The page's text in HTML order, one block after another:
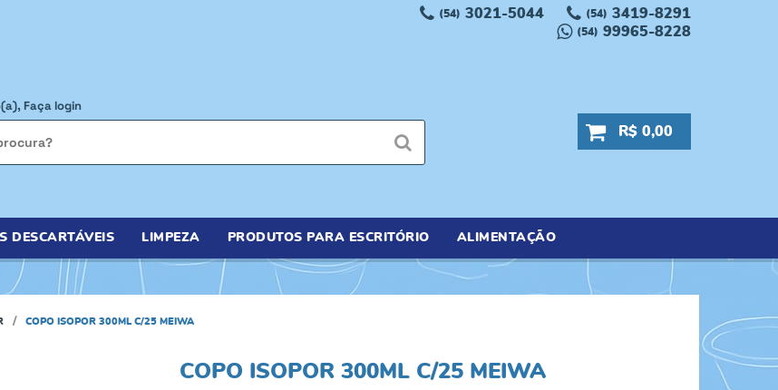
(54) 3021-5044 (54) 3419-8291
(54) 99965-8228
Faça login
R$ 0,00
DESCARTÁVEIS LIMPEZA PRODUTOS PARA ESCRITÓRIO ALIMENTAÇÃO
COPO ISOPOR 300ML C/25 MEIWA
COPO ISOPOR 300ML C/25 MEIWA